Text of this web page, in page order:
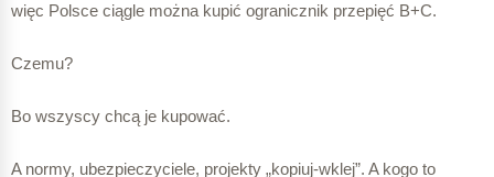
więc Polsce ciągle można kupić ogranicznik przepięć B+C.
Czemu?
Bo wszyscy chcą je kupować.
A normy, ubezpieczyciele, projekty „kopiuj-wklej”. A kogo to